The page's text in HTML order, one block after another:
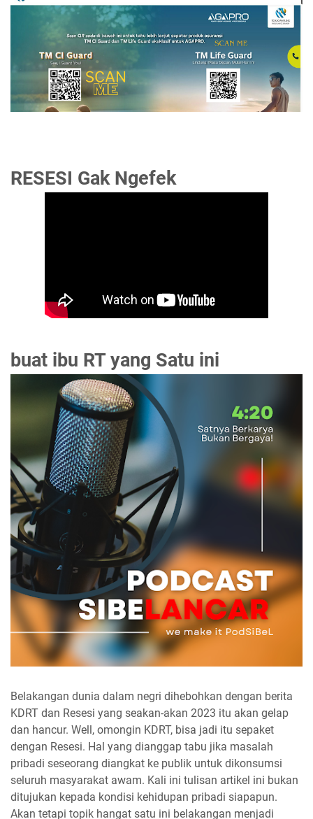
RESESI Gak Ngefek
buat ibu RT yang Satu ini
Belakangan dunia dalam negri dihebohkan dengan berita
KDRT dan Resesi yang seakan-akan 2023 itu akan gelap
dan hancur. Well, omongin KDRT, bisa jadi itu sepaket
dengan Resesi. Hal yang dianggap tabu jika masalah
pribadi seseorang diangkat ke publik untuk dikonsumsi
seluruh masyarakat awam. Kali ini tulisan artikel ini bukan
ditujukan kepada kondisi kehidupan pribadi siapapun.
Akan tetapi topik hangat satu ini belakangan menjadi